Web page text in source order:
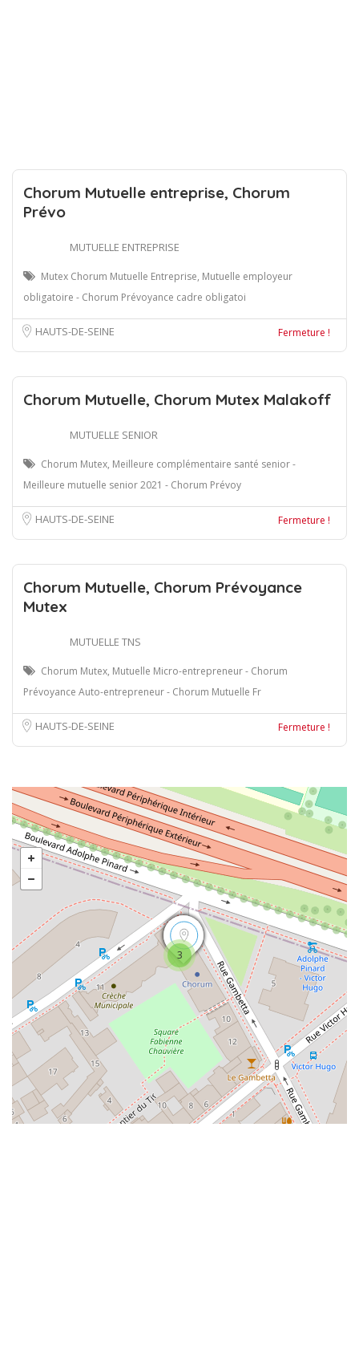
Chorum Mutuelle entreprise, Chorum
Prévo
MUTUELLE ENTREPRISE
Mutex Chorum Mutuelle Entreprise, Mutuelle employeur
obligatoire - Chorum Prévoyance cadre obligatoi
HAUTS-DE-SEINE Fermeture !
Chorum Mutuelle, Chorum Mutex Malakoff
MUTUELLE SENIOR
Chorum Mutex, Meilleure complémentaire santé senior -
Meilleure mutuelle senior 2021 - Chorum Prévoy
HAUTS-DE-SEINE Fermeture !
Chorum Mutuelle, Chorum Prévoyance
Mutex
MUTUELLE TNS
Chorum Mutex, Mutuelle Micro-entrepreneur - Chorum
Prévoyance Auto-entrepreneur - Chorum Mutuelle Fr
HAUTS-DE-SEINE Fermeture !
3